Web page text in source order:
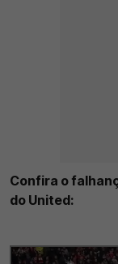
Confira o
do United: